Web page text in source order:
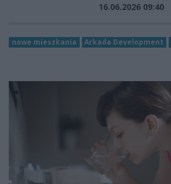
16.06.2026 09:40
nowe mieszkania Arkada Development